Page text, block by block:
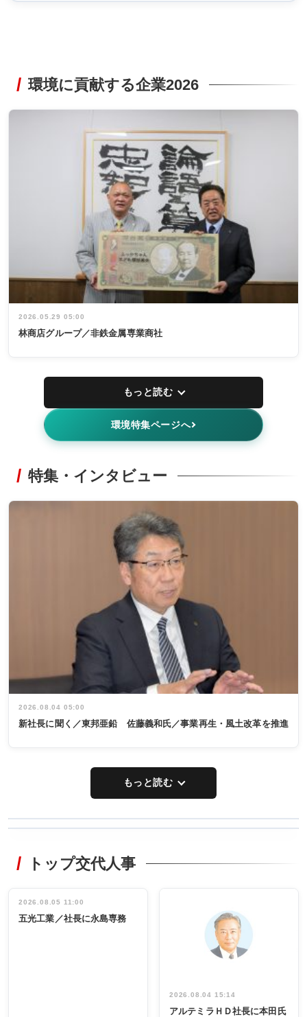
環境に貢献する企業2026
2026.05.29 05:00
林商店グループ／非鉄金属専業商社
もっと読む
環境特集ページへ
特集・インタビュー
2026.08.04 05:00
新社長に聞く／東邦亜鉛 佐藤義和氏／事業再生・風土改革を推進
もっと読む
非鉄業界で
インタビュ
ー／社内ア
タックトレー
祝う 業界関
係者ら220人
出席
トップ交代人事
2026.08.05 11:00
五光工業／社長に永島専務
2026.08.04 15:14
アルテミラＨＤ社長に本田氏